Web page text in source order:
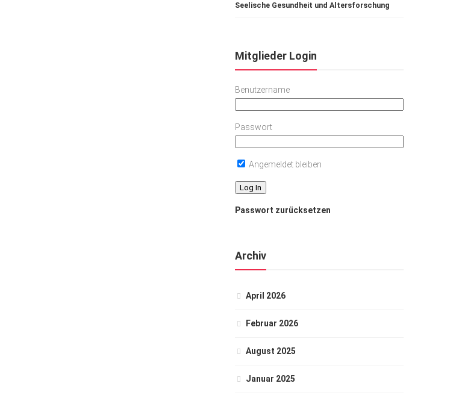
Seelische Gesundheit und Altersforschung
Mitglieder Login
Benutzername
Passwort
Angemeldet bleiben
Passwort zurücksetzen
Archiv
April 2026
Februar 2026
August 2025
Januar 2025